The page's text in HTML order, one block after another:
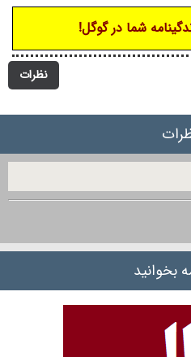
شما در گوگل!
نظرات
بخوانید